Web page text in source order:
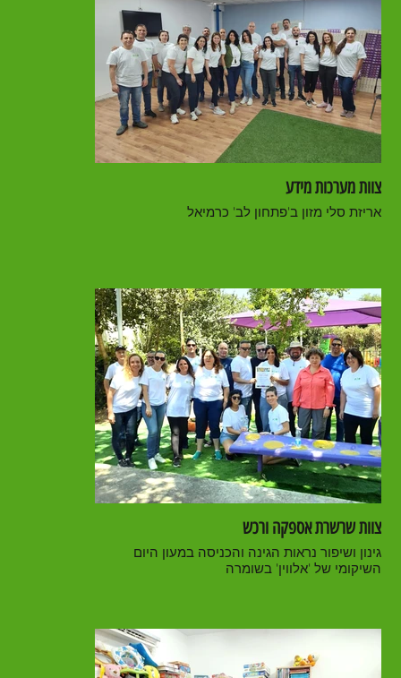
צוות מערכות מידע
אריזת סלי מזון ב'פתחון לב' כרמיאל
צוות שרשרת אספקה ורכש
גינון ושיפור נראות הגינה והכניסה במעון היום
השיקומי של 'אלווין' בשומרה